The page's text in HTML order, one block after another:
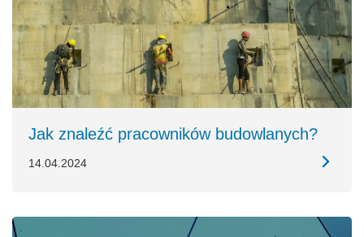
Jak znaleźć pracowników budowlanych?
14.04.2024